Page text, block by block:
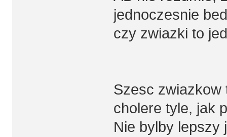
jednoczesnie
czy zwiazki to
Szesc zwiazkow
cholere tyle, jak
Nie bylby lepszy